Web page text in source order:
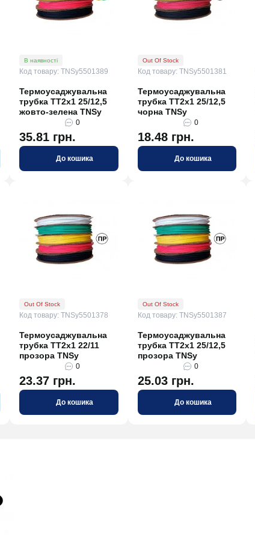
В наявності
Код товару: TNSy5501389
Термоусаджувальна
трубка ТТ2х1 25/12,5
жовто-зелена TNSy
0
35.81 грн.
До кошика
Out Of Stock
Код товару: TNSy5501381
Термоусаджувальна
трубка ТТ2х1 25/12,5
чорна TNSy
0
18.48 грн.
До кошика
Out Of Stock
Код товару: TNSy5501378
Термоусаджувальна
трубка ТТ2х1 22/11
прозора TNSy
0
23.37 грн.
До кошика
Out Of Stock
Код товару: TNSy5501387
Термоусаджувальна
трубка ТТ2х1 25/12,5
прозора TNSy
0
25.03 грн.
До кошика